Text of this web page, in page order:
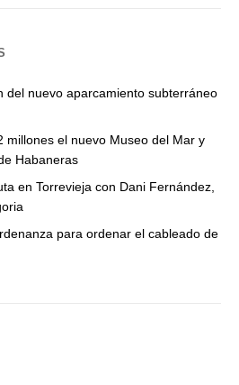
del nuevo aparcamiento subterráneo
millones el nuevo Museo del Mar y
Habaneras
en Torrevieja con Dani Fernández,
para ordenar el cableado de